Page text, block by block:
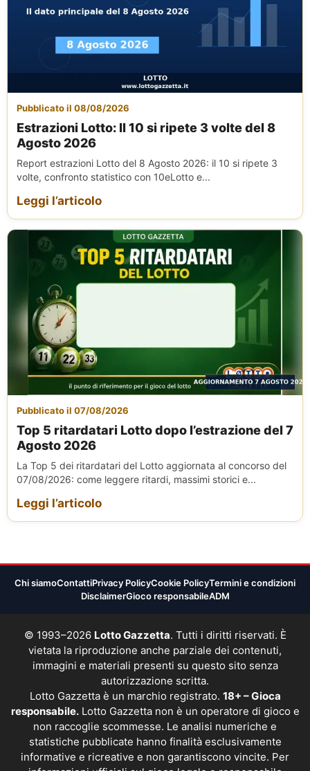
Pubblicato il 08/08/2026
Estrazioni Lotto: Il 10 si ripete 3 volte del 8
Agosto 2026
Report estrazioni Lotto del 8 Agosto 2026: il 10 si ripete 3
volte, confronto statistico con 10eLotto e...
Leggi l’articolo
Pubblicato il 07/08/2026
Top 5 ritardatari Lotto dopo l’estrazione del 7
Agosto 2026
La Top 5 dei ritardatari del Lotto aggiornata al concorso del
07/08/2026: come leggere ritardi, massimi storici e...
Leggi l’articolo
Chi siamoContattiPrivacy PolicyCookie PolicyTermini e condizioni
DisclaimerGioco responsabileADM
© 1993–2026 Lotto Gazzetta. Tutti i diritti riservati. È
vietata la riproduzione anche parziale dei contenuti,
immagini e materiali presenti su questo sito senza
autorizzazione scritta.
Lotto Gazzetta è un marchio registrato. 18+ – Gioca
responsabile.Lotto Gazzetta non è un operatore di gioco e
non raccoglie scommesse. Le analisi numeriche e
statistiche pubblicate hanno finalità esclusivamente
informative e ricreative e non garantiscono vincite. Per